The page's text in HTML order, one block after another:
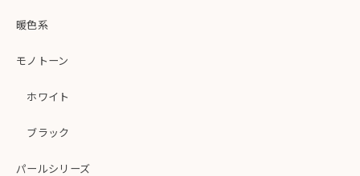
暖色系
モノトーン
ホワイト
ブラック
パールシリーズ